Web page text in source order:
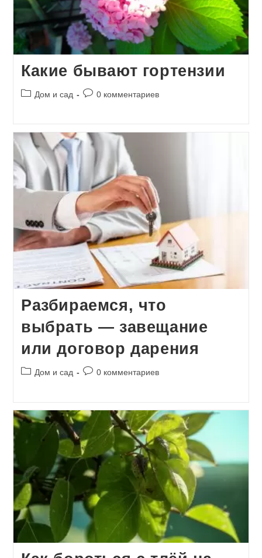
Какие бывают гортензии
РубрикаДом и сад
Комментарии
0 комментариев
Разбираемся, что
выбрать — завещание
или договор дарения
РубрикаДом и сад
Комментарии
0 комментариев